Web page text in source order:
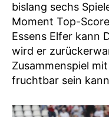
bislang sechs
Moment Top-
Essens Elfer kann
wird er
Zusammenspiel
fruchtbar sein